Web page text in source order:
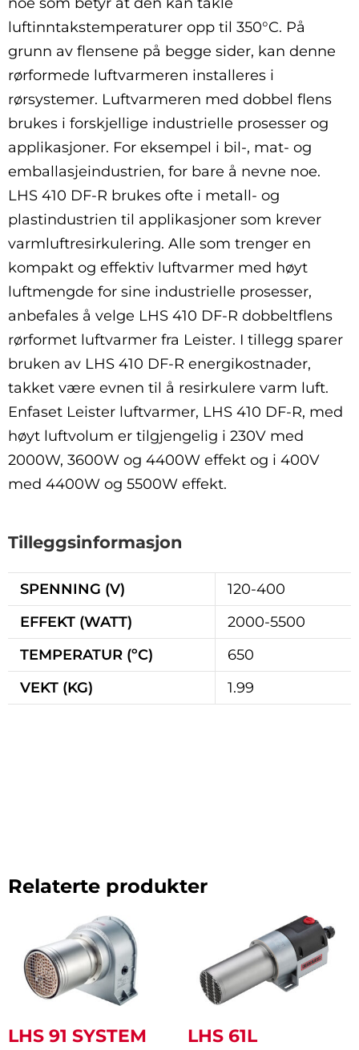
luftinntakstemperaturer opp til 350°C. På
grunn av flensene på begge sider, kan denne
rørformede luftvarmeren installeres i
rørsystemer. Luftvarmeren med dobbel flens
brukes i forskjellige industrielle prosesser og
applikasjoner. For eksempel i bil-, mat- og
emballasjeindustrien, for bare å nevne noe.
LHS 410 DF-R brukes ofte i metall- og
plastindustrien til applikasjoner som krever
varmluftresirkulering. Alle som trenger en
kompakt og effektiv luftvarmer med høyt
luftmengde for sine industrielle prosesser,
anbefales å velge LHS 410 DF-R dobbeltflens
rørformet luftvarmer fra Leister. I tillegg sparer
bruken av LHS 410 DF-R energikostnader,
takket være evnen til å resirkulere varm luft.
Enfaset Leister luftvarmer, LHS 410 DF-R, med
høyt luftvolum er tilgjengelig i 230V med
2000W, 3600W og 4400W effekt og i 400V
med 4400W og 5500W effekt.
Tilleggsinformasjon
SPENNING (V)
120-400
EFFEKT (WATT)
2000-5500
TEMPERATUR (ºC)
650
VEKT (KG)
1.99
Relaterte produkter
LHS 91 SYSTEM
LHS 61L